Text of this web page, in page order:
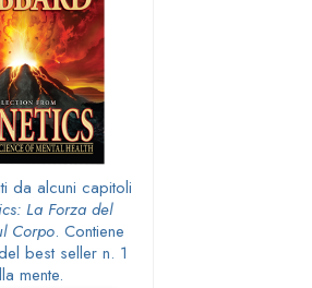
da alcuni capitoli
La Forza del
Corpo. Contiene
best seller n. 1
mente.